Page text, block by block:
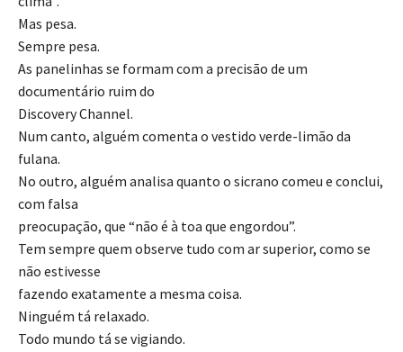
Mas pesa.
Sempre pesa.
As panelinhas se formam com a precisão de um
documentário ruim do
Discovery Channel.
Num canto, alguém comenta o vestido verde-limão da
fulana.
No outro, alguém analisa quanto o sicrano comeu e conclui,
com falsa
preocupação, que “não é à toa que engordou”.
Tem sempre quem observe tudo com ar superior, como se
não estivesse
fazendo exatamente a mesma coisa.
Ninguém tá relaxado.
Todo mundo tá se vigiando.